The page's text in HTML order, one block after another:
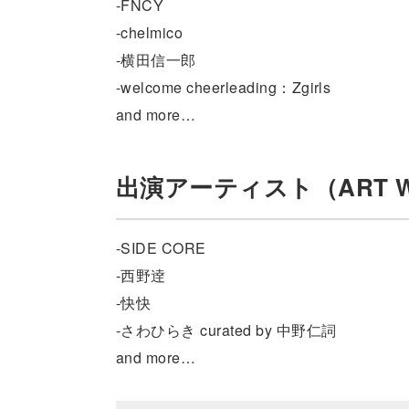
-FNCY
-chelmico
-横田信一郎
-welcome cheerleading：Zgirls
and more…
出演アーティスト（ART
-SIDE CORE
-西野逹
-快快
-さわひらき curated by 中野仁詞
and more…